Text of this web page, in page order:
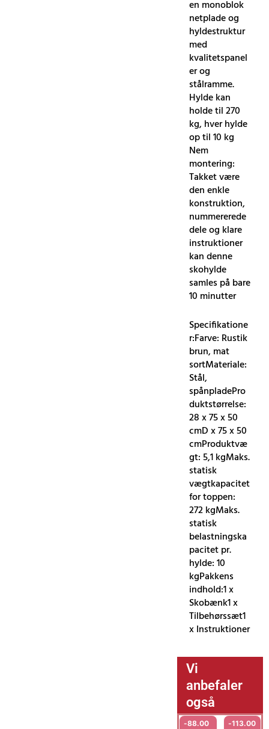
en monoblok
netplade og
hyldestruktur
med
kvalitetspanel
er og
stålramme.
Hylde kan
holde til 270
kg, hver hylde
op til 10 kg
Nem
montering:
Takket være
den enkle
konstruktion,
nummererede
dele og klare
instruktioner
kan denne
skohylde
samles på bare
10 minutter
Specifikatione
r:Farve: Rustik
brun, mat
sortMateriale:
Stål,
spånpladePro
duktstørrelse:
28 x 75 x 50
cmD x 75 x 50
cmProduktvæ
gt: 5,1 kgMaks.
statisk
vægtkapacitet
for toppen:
272 kgMaks.
statisk
belastningska
pacitet pr.
hylde: 10
kgPakkens
indhold:1 x
Skobænk1 x
Tilbehørssæt1
x Instruktioner
Vi
anbefaler
også
-88.00 -113.00